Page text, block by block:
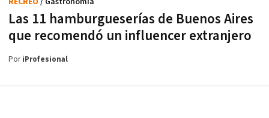
Las 11 hamburgueserías de Buenos Aires
que recomendó un influencer extranjero
PoriProfesional